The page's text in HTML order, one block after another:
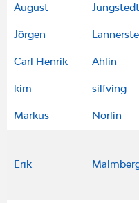
August Jungstedt
Jörgen
Carl Henrik Ahlin
kim silfving
Markus Norlin
Erik